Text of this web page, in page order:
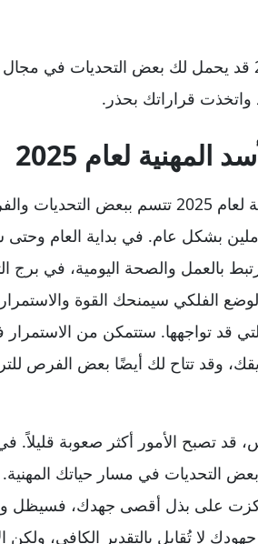
ختامًا، رغم أن عام 2025 قد يحمل لك بعض
واتخذت قراراتك بحذر.
لعام 2025
توقعات برج الأسد المهنية لعام 2025
بشكل عام. في بداية العام
بالعمل والصحة اليومية، في برج
الفلكي سيمنحك القوة
قد تواجهها. ستتمكن من
وقد تتاح لك أيضًا بعض الفرص
تصبح الأمور أكثر صعوبة قليلاً.
التحديات في مسار حياتك
على بذل أقصى جهدك، فسيظل
جهودك لا تُقابل بالتقدير الكافي،